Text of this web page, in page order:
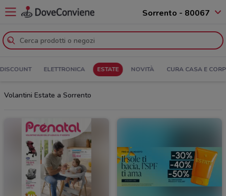
Sorrento - 80067
DISCOUNT ELETTRONICA ESTATE NOVITÀ CURA CASA E
Volantini Estate a Sorrento